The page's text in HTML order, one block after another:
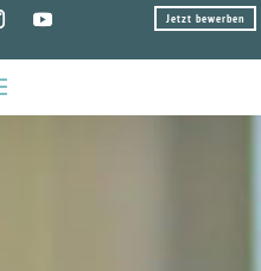
Jetzt bewerben